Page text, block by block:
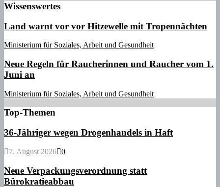
Wissenswertes
Land warnt vor vor Hitzewelle mit Tropennächten
Ministerium für Soziales, Arbeit und Gesundheit
Neue Regeln für Raucherinnen und Raucher vom 1.
Juni an
Ministerium für Soziales, Arbeit und Gesundheit
Top-Themen
36-Jähriger wegen Drogenhandels in Haft
7. August 2026 0
Neue Verpackungsverordnung statt
Bürokratieabbau